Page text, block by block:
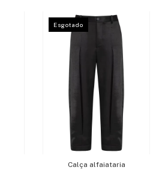
Esgotado
Calça alfaiataria